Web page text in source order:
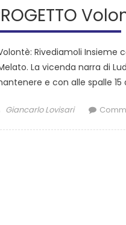
Rivediamoli Insieme
La vicenda narra di
e con alle spalle 15
Giancarlo Lovisari